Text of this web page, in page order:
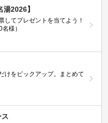
湯2026】
してプレゼントを当てよう！
様）
けをピックアップ。まとめて